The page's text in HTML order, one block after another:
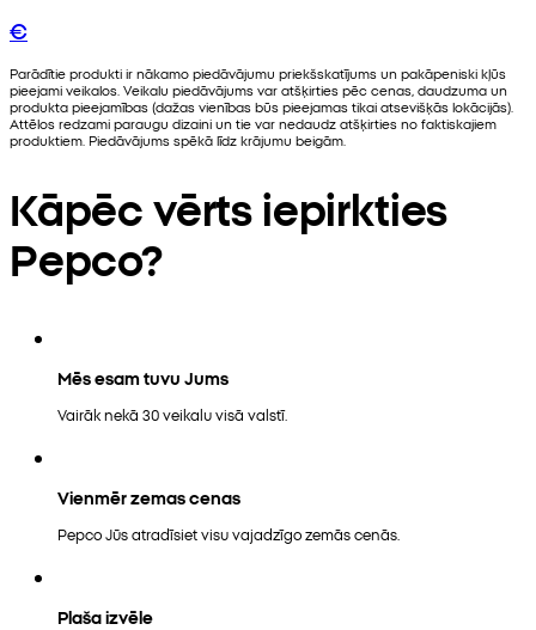
€
Parādītie produkti ir nākamo piedāvājumu priekšskatījums un pakāpeniski kļūs
pieejami veikalos. Veikalu piedāvājums var atšķirties pēc cenas, daudzuma un
produkta pieejamības (dažas vienības būs pieejamas tikai atsevišķās lokācijās).
Attēlos redzami paraugu dizaini un tie var nedaudz atšķirties no faktiskajiem
produktiem. Piedāvājums spēkā līdz krājumu beigām.
Kāpēc vērts iepirkties
Pepco?
Mēs esam tuvu Jums
Vairāk nekā 30 veikalu visā valstī.
Vienmēr zemas cenas
Pepco Jūs atradīsiet visu vajadzīgo zemās cenās.
Plaša izvēle